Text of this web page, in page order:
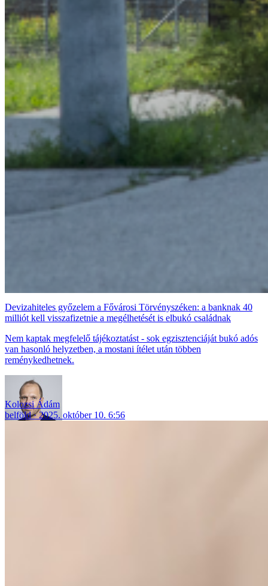
Devizahiteles győzelem a Fővárosi Törvényszéken: a banknak 40
milliót kell visszafizetnie a megélhetését is elbukó családnak
Nem kaptak megfelelő tájékoztatást - sok egzisztenciáját bukó adós
van hasonló helyzetben, a mostani ítélet után többen
reménykedhetnek.
Kolozsi Ádám
belföld
2025. október 10. 6:56